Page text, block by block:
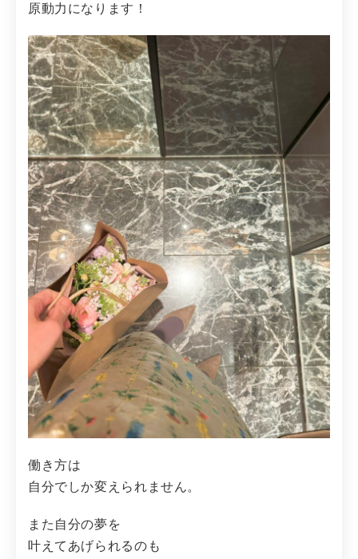
原動力になります！
働き方は
自分でしか変えられません。
また自分の夢を
叶えてあげられるのも